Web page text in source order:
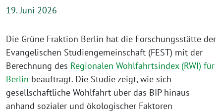
19. Juni 2026
Die Grüne Fraktion Berlin hat die Forschungsstätte der
Evangelischen Studiengemeinschaft (FEST) mit der
Berechnung des Regionalen Wohlfahrtsindex (RWI) für
Berlin beauftragt. Die Studie zeigt, wie sich
gesellschaftliche Wohlfahrt über das BIP hinaus
anhand sozialer und ökologischer Faktoren